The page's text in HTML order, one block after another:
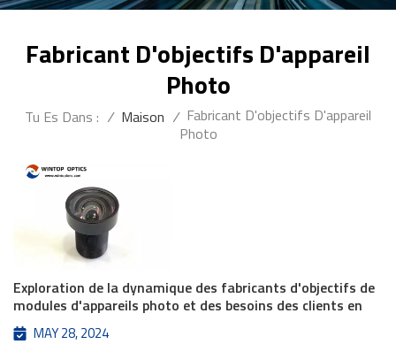
Fabricant D'objectifs D'appareil
Photo
Tu Es Dans : / Maison / Fabricant D'objectifs D'appareil
Photo
Exploration de la dynamique des fabricants d'objectifs de
modules d'appareils photo et des besoins des clients en
matière d'objectifs
MAY 28, 2024